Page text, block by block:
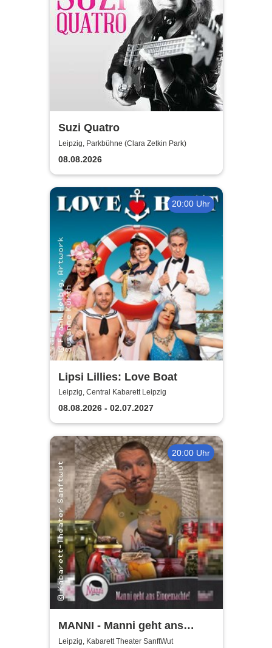
Suzi Quatro
Leipzig, Parkbühne (Clara Zetkin Park)
08.08.2026
20:00 Uhr
Lipsi Lillies: Love Boat
Leipzig, Central Kabarett Leipzig
08.08.2026 - 02.07.2027
20:00 Uhr
MANNI - Manni geht ans
Eingemachte
Leipzig, Kabarett Theater SanftWut